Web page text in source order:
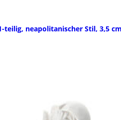
teilig, neapolitanischer Stil, 3,5